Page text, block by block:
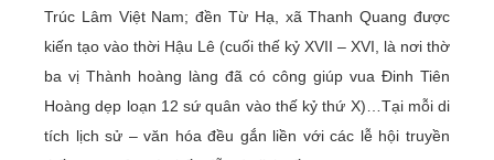
Trúc Lâm Việt Nam; đền Từ Hạ, xã Thanh Quang được
kiến tạo vào thời Hậu Lê (cuối thế kỷ XVII – XVI, là nơi thờ
ba vị Thành hoàng làng đã có công giúp vua Đinh Tiên
Hoàng dẹp loạn 12 sứ quân vào thế kỷ thứ X)…Tại mỗi di
tích lịch sử – văn hóa đều gắn liền với các lễ hội truyền